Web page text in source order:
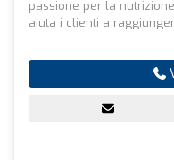
passione per la
aiuta i clienti a